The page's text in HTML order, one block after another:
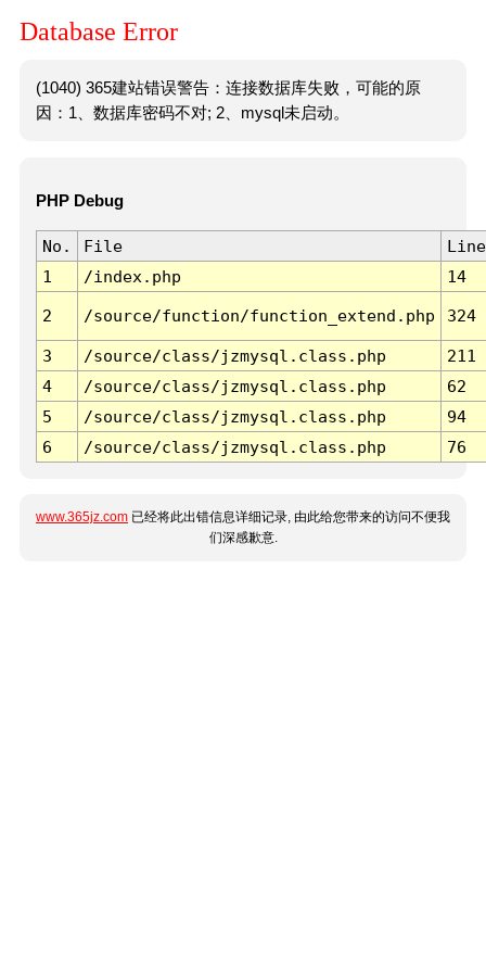
Database Error
(1040) 365建站错误警告：连接数据库失败，可能的原
因：1、数据库密码不对; 2、mysql未启动。
PHP Debug
No. File
Line
1
/index.php 14
2 /source/function/function_extend.php 324
3 /source/class/jzmysql.class.php
211
4
/source/class/jzmysql.class.php
62
5
/source/class/jzmysql.class.php
94
6
/source/class/jzmysql.class.php 76
www.365jz.com 已经将此出错信息详细记录, 由此给您带来的访问不便我
们深感歉意.